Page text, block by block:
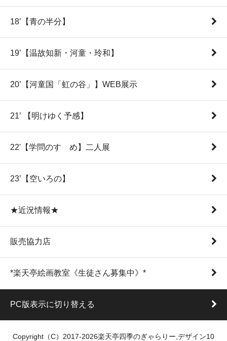
18’【青の半分】
19’【温故知新・河童・玲和】
20’【河童国「虹の谷」】WEB展示
21’ 【明けゆく予感】
22'【学問のすゝめ】二人展
23’【空いろの】
★近況情報★
販売協力店
*楽天亭絵画教室《生徒さん募集中》*
PC版表示に切り替える
Copyright（C）2017-2026楽天亭四季のぎゃらりー,デザイン10